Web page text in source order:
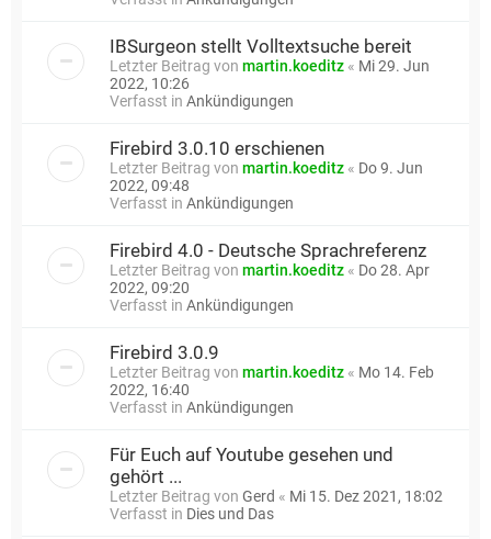
IBSurgeon stellt Volltextsuche bereit
Letzter Beitrag von martin.koeditz « Mi 29. Jun
2022, 10:26
Verfasst in Ankündigungen
Firebird 3.0.10 erschienen
Letzter Beitrag von martin.koeditz « Do 9. Jun
2022, 09:48
Verfasst in Ankündigungen
Firebird 4.0 - Deutsche Sprachreferenz
Letzter Beitrag von martin.koeditz « Do 28. Apr
2022, 09:20
Verfasst in Ankündigungen
Firebird 3.0.9
Letzter Beitrag von martin.koeditz « Mo 14. Feb
2022, 16:40
Verfasst in Ankündigungen
Für Euch auf Youtube gesehen und
gehört ...
Letzter Beitrag von Gerd « Mi 15. Dez 2021, 18:02
Verfasst in Dies und Das